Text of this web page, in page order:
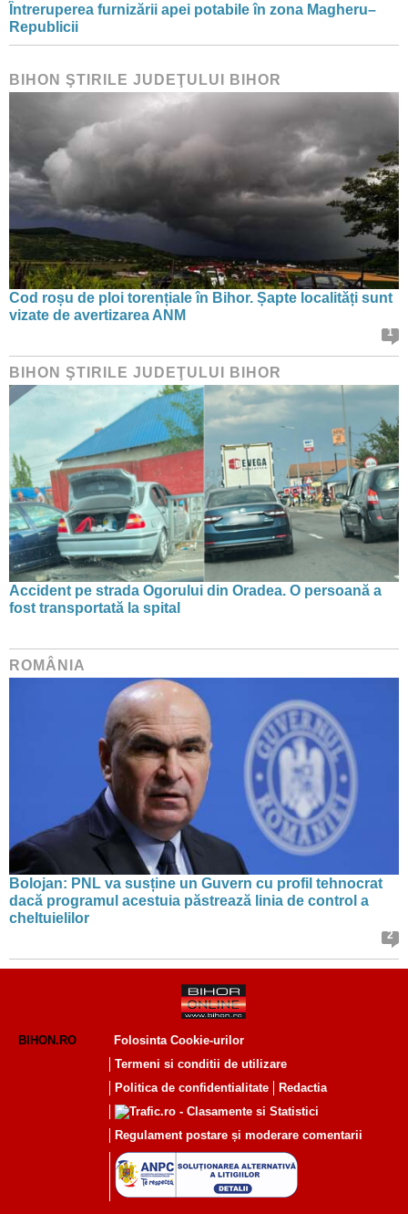
Întreruperea furnizării apei potabile în zona Magheru–
Republicii
BIHON ŞTIRILE JUDEŢULUI BIHOR
Cod roșu de ploi torențiale în Bihor. Șapte localități sunt
vizate de avertizarea ANM
1
BIHON ŞTIRILE JUDEŢULUI BIHOR
Accident pe strada Ogorului din Oradea. O persoană a
fost transportată la spital
ROMÂNIA
Bolojan: PNL va susține un Guvern cu profil tehnocrat
dacă programul acestuia păstrează linia de control a
cheltuielilor
2
BIHON.RO
Folosinta Cookie-urilor
Termeni si conditii de utilizare
Politica de confidentialitate
Redactia
Regulament postare și moderare comentarii